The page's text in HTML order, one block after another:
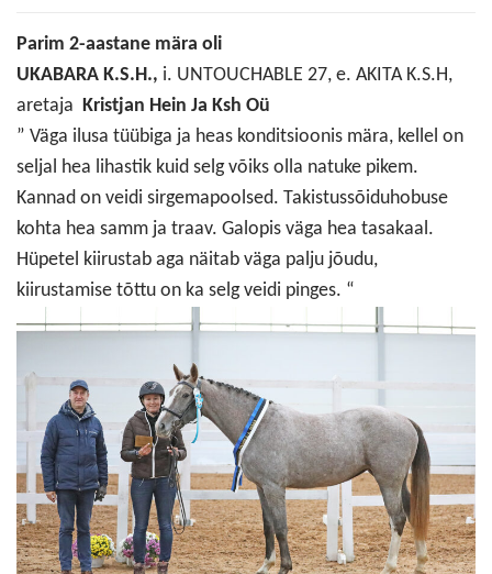
Parim 2-aastane mära oli
UKABARA K.S.H., i. UNTOUCHABLE 27, e. AKITA K.S.H,
aretaja
Kristjan Hein Ja Ksh Oü
” Väga ilusa tüübiga ja heas konditsioonis mära, kellel on
seljal hea lihastik kuid selg võiks olla natuke pikem.
Kannad on veidi sirgemapoolsed. Takistussõiduhobuse
kohta hea samm ja traav. Galopis väga hea tasakaal.
Hüpetel kiirustab aga näitab väga palju jõudu,
kiirustamise tõttu on ka selg veidi pinges. “